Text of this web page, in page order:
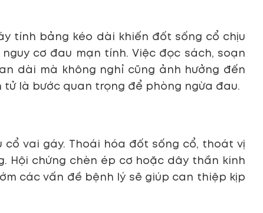
tính bảng kéo dài khiến đốt sống cổ chịu
cơ đau mạn tính. Việc đọc sách, soạn
dài mà không nghỉ cũng ảnh hưởng đến
là bước quan trọng để phòng ngừa đau.
vai gáy. Thoái hóa đốt sống cổ, thoát vị
Hội chứng chèn ép cơ hoặc dây thần kinh
các vấn đề bệnh lý sẽ giúp can thiệp kịp